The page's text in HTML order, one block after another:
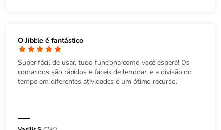
O Jibble é fantástico
Super fácil de usar, tudo funciona como você espera! Os
comandos são rápidos e fáceis de lembrar, e a divisão do
tempo em diferentes atividades é um ótimo recurso.